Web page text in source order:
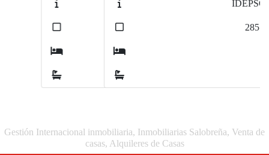
Gestión Internacional inmobiliaria, Inmobiliarias Salobreña, Venta de
casas, Alquileres de Casas